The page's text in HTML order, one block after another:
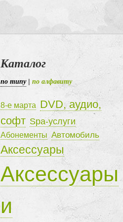
Каталог
по типу| по алфавиту
8-е марта DVD, аудио,
софт Spa-услуги
Абонементы Автомобиль
Аксессуары
Аксессуары
и